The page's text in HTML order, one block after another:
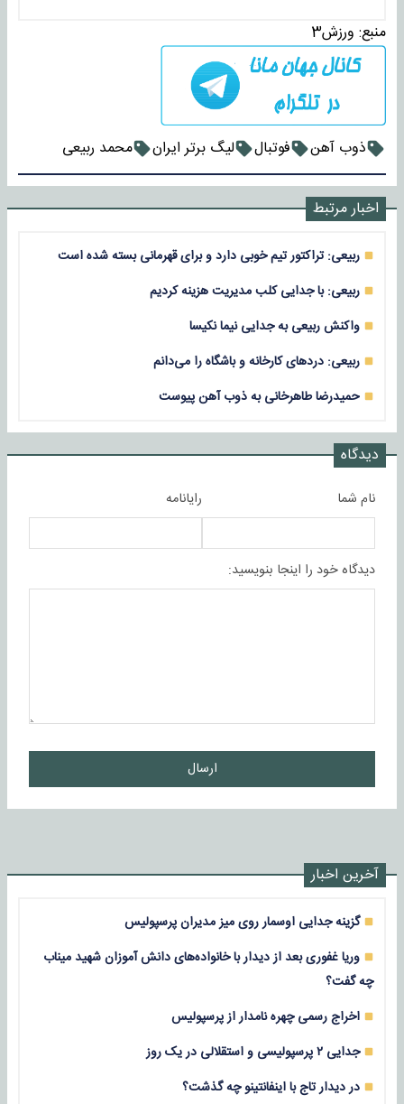
منبع: ورزش3
ذوب آهن فوتبال لیگ برتر ایران محمد ربیعی
اخبار مرتبط
ربیعی: تراکتور تیم خوبی دارد و برای قهرمانی بسته شده است
ربیعی: با جدایی کلب مدیریت هزینه کردیم
واکنش ربیعی به جدایی نیما نکیسا
ربیعی: دردهای کارخانه و باشگاه را می‌دانم
حمیدرضا طاهرخانی به ذوب آهن پیوست
دیدگاه
نام شما رایانامه
دیدگاه خود را اینجا بنویسید:
ارسال
آخرین اخبار
گزینه جدایی اوسمار روی میز مدیران پرسپولیس
وریا غفوری بعد از دیدار با خانواده‌های دانش آموزان شهید میناب
چه گفت؟
اخراج رسمی چهره نامدار از پرسپولیس
جدایی ۲ پرسپولیسی و استقلالی در یک روز
در دیدار تاج با اینفانتینو چه گذشت؟